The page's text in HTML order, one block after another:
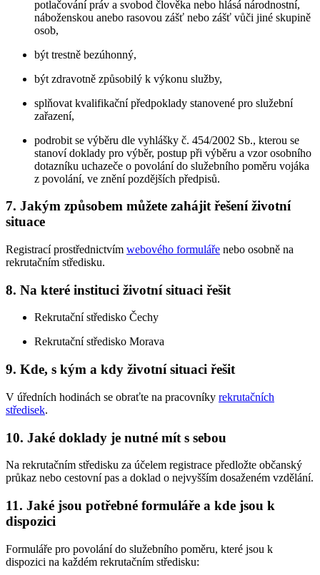
potlačování práv a svobod člověka nebo hlásá národnostní,
náboženskou anebo rasovou zášť nebo zášť vůči jiné skupině
osob,
být trestně bezúhonný,
být zdravotně způsobilý k výkonu služby,
splňovat kvalifikační předpoklady stanovené pro služební
zařazení,
podrobit se výběru dle vyhlášky č. 454/2002 Sb., kterou se
stanoví doklady pro výběr, postup při výběru a vzor osobního
dotazníku uchazeče o povolání do služebního poměru vojáka
z povolání, ve znění pozdějších předpisů.
7. Jakým způsobem můžete zahájit řešení životní
situace
Registrací prostřednictvím webového formuláře nebo osobně na
rekrutačním středisku.
8. Na které instituci životní situaci řešit
Rekrutační středisko Čechy
Rekrutační středisko Morava
9. Kde, s kým a kdy životní situaci řešit
V úředních hodinách se obraťte na pracovníky rekrutačních
středisek.
10. Jaké doklady je nutné mít s sebou
Na rekrutačním středisku za účelem registrace předložte občanský
průkaz nebo cestovní pas a doklad o nejvyšším dosaženém vzdělání.
11. Jaké jsou potřebné formuláře a kde jsou k
dispozici
Formuláře pro povolání do služebního poměru, které jsou k
dispozici na každém rekrutačním středisku: